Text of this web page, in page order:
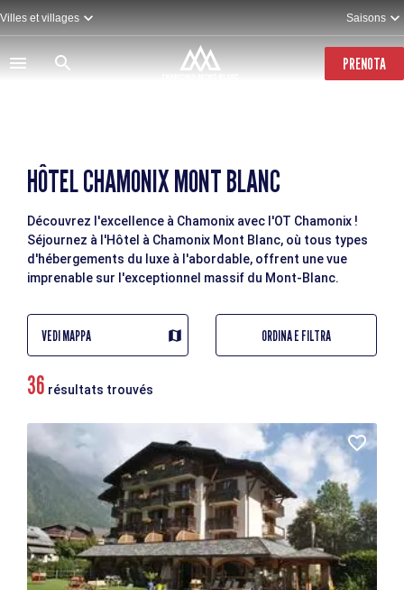
Salta
al
contenuto
principale
Villes et villages Saisons
PRENOTA
HÔTEL CHAMONIX MONT BLANC
Découvrez l'excellence à Chamonix avec l'OT Chamonix !
Séjournez à l'Hôtel à Chamonix Mont Blanc, où tous types
d'hébergements du luxe à l'abordable, offrent une vue
imprenable sur l'exceptionnel massif du Mont-Blanc.
VEDI MAPPA ORDINA E FILTRA
36 résultats trouvés